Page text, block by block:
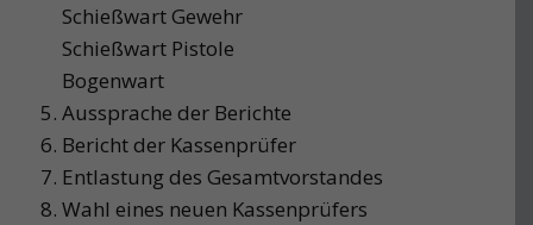
Schießwart Gewehr
Schießwart Pistole
Bogenwart
Aussprache der Berichte
Bericht der Kassenprüfer
Entlastung des Gesamtvorstandes
Wahl eines neuen Kassenprüfers